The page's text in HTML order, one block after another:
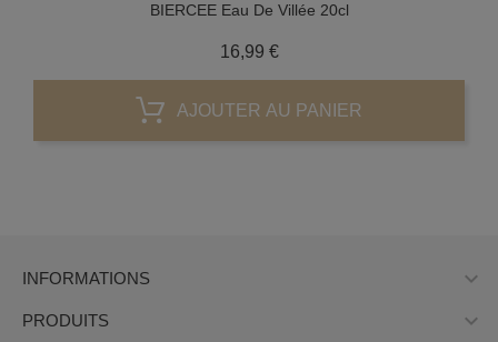
BIERCEE Eau De Villée 20cl
16,99 €Prix
AJOUTER AU PANIER
INFORMATIONS 
PRODUITS 